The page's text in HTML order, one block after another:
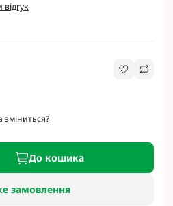
зміниться?
До кошика
замовлення